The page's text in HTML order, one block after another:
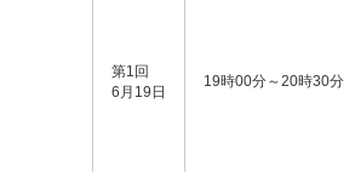
第1回
6月19日
19時00分～20時30分